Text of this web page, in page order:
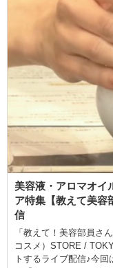
美容液・アロマオイ
ア特集【教えて美容
信
「教えて！美容部員さ
コスメ）STORE /
トするライブ配信♪今